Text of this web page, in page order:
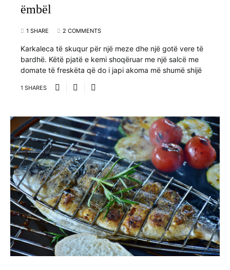
ëmbël
1 SHARE 2 COMMENTS
Karkaleca të skuqur për një meze dhe një gotë vere të
bardhë. Këtë pjatë e kemi shoqëruar me një salcë me
domate të freskëta që do i japi akoma më shumë shijë
1 SHARES